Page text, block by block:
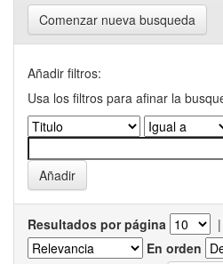
Comenzar nueva busqueda
Añadir filtros:
Usa los filtros para afinar la
Resultados por página |
En orden